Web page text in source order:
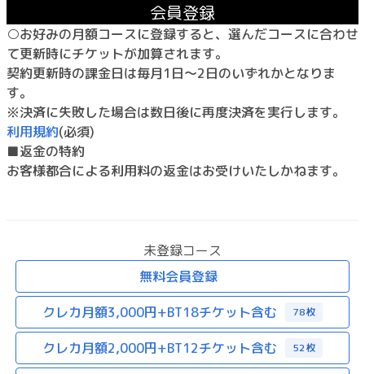
会員登録
○お好みの月額コースに登録すると、選んだコースに合わせ
て更新時にチケットが加算されます。
契約更新時の課金日は毎月1日～2日のいずれかとなりま
す。
※決済に失敗した場合は数日後に再度決済を実行します。
利用規約(必須)
■返金の特約
お客様都合による利用料の返金はお受けいたしかねます。
未登録コース
無料会員登録
クレカ月額3,000円+BT18チケット含む
78枚
クレカ月額2,000円+BT12チケット含む 52枚